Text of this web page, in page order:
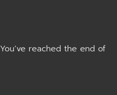
You’ve reached the end of